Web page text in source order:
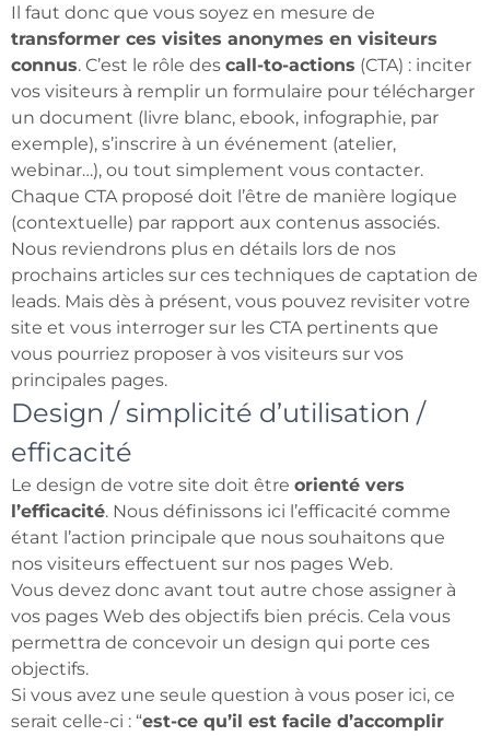
Il faut donc que vous soyez en mesure de
transformer ces visites anonymes en visiteurs
connus. C’est le rôle des call-to-actions (CTA) : inciter
vos visiteurs à remplir un formulaire pour télécharger
un document (livre blanc, ebook, infographie, par
exemple), s’inscrire à un événement (atelier,
webinar…), ou tout simplement vous contacter.
Chaque CTA proposé doit l’être de manière logique
(contextuelle) par rapport aux contenus associés.
Nous reviendrons plus en détails lors de nos
prochains articles sur ces techniques de captation de
leads. Mais dès à présent, vous pouvez revisiter votre
site et vous interroger sur les CTA pertinents que
vous pourriez proposer à vos visiteurs sur vos
principales pages.
Design / simplicité d’utilisation /
efficacité
Le design de votre site doit être orienté vers
l’efficacité. Nous définissons ici l’efficacité comme
étant l’action principale que nous souhaitons que
nos visiteurs effectuent sur nos pages Web.
Vous devez donc avant tout autre chose assigner à
vos pages Web des objectifs bien précis. Cela vous
permettra de concevoir un design qui porte ces
objectifs.
Si vous avez une seule question à vous poser ici, ce
serait celle-ci : “est-ce qu’il est facile d’accomplir